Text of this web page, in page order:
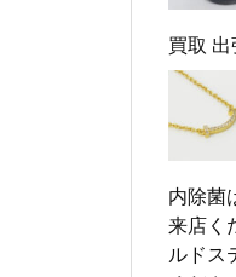
買取 出
内除菌
来店く
ルドス